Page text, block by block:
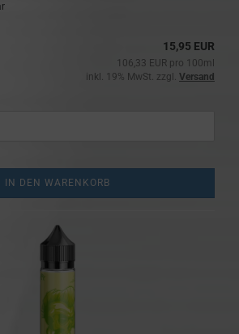
15,95 EUR
106,33 EUR pro 100ml
inkl. 19% MwSt. zzgl. Versand
IN DEN WARENKORB